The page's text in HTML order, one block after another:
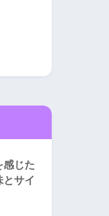
感じた
とサイ